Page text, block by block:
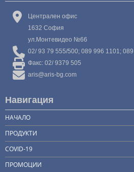
Централен офис
1632 София
ул.Монтевидео №66
02/ 93 79 555/500; 089 996 1101;
Факс: 02/ 9379 505
aris@aris-bg.com
Навигация
НАЧАЛО
ПРОДУКТИ
COVID-19
ПРОМОЦИИ